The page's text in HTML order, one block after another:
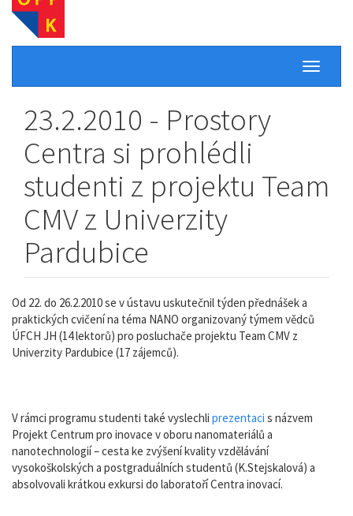
Toggle
23.2.2010 - Prostory
Centra si prohlédli
studenti z projektu Team
CMV z Univerzity
Pardubice
Od 22. do 26.2.2010 se v ústavu uskutečnil týden přednášek a
praktických cvičení na téma NANO organizovaný týmem vědců
ÚFCH JH (14 lektorů) pro posluchače projektu Team CMV z
Univerzity Pardubice (17 zájemců).
V rámci programu studenti také vyslechli prezentaci s názvem
Projekt Centrum pro inovace v oboru nanomateriálů a
nanotechnologií – cesta ke zvýšení kvality vzdělávání
vysokoškolských a postgraduálních studentů (K.Stejskalová) a
absolvovali krátkou exkursi do laboratoří Centra inovací.